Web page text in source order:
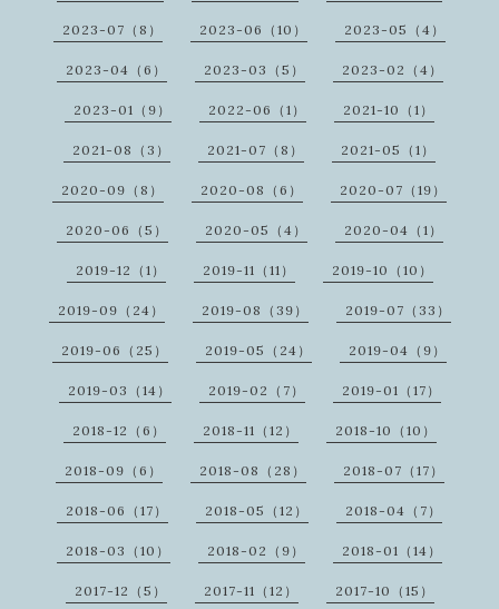
2023-07（8） 2023-06（10） 2023-05（4）
2023-04（6） 2023-03（5） 2023-02（4）
2023-01（9） 2022-06（1） 2021-10（1）
2021-08（3） 2021-07（8） 2021-05（1）
2020-09（8） 2020-08（6） 2020-07（19）
2020-06（5） 2020-05（4） 2020-04（1）
2019-12（1） 2019-11（11） 2019-10（10）
2019-09（24） 2019-08（39） 2019-07（33）
2019-06（25） 2019-05（24） 2019-04（9）
2019-03（14） 2019-02（7） 2019-01（17）
2018-12（6） 2018-11（12） 2018-10（10）
2018-09（6） 2018-08（28） 2018-07（17）
2018-06（17） 2018-05（12） 2018-04（7）
2018-03（10） 2018-02（9） 2018-01（14）
2017-12（5） 2017-11（12） 2017-10（15）